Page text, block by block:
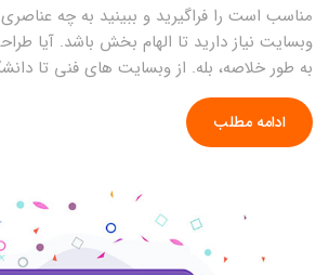
مناسب است را فراگیرید و ببینید به چه
وبسایت نیاز دارید تا الهام بخش باشد. آیا
به طور خلاصه، بله. از وبسایت های فنی تا
ادامه مطلب